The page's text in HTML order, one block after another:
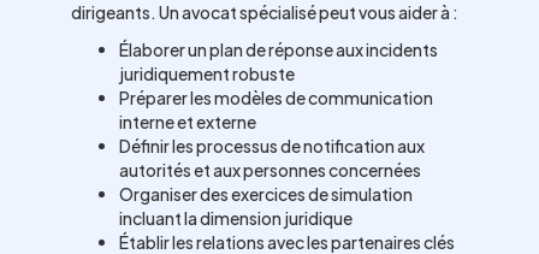
dirigeants. Un avocat spécialisé peut vous aider à :
Élaborer un plan de réponse aux incidents
juridiquement robuste
Préparer les modèles de communication
interne et externe
Définir les processus de notification aux
autorités et aux personnes concernées
Organiser des exercices de simulation
incluant la dimension juridique
Établir les relations avec les partenaires clés